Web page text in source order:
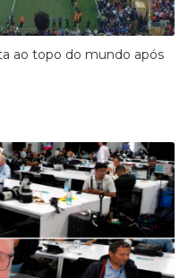
ao topo do mundo após